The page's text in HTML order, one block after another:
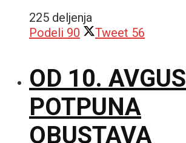
225 deljenja
Podeli 90 Tweet 56
OD 10.
POTPUNA
OBUSTAVA